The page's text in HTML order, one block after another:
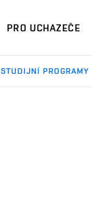
PRO UCHAZEČE
STUDIJNÍ PROGRAMY